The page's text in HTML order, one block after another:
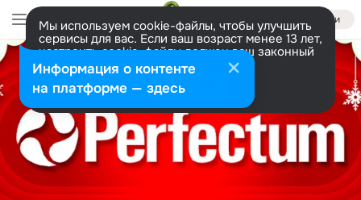
Войти
Мы используем cookie-файлы, чтобы улучшить
сервисы для вас. Если ваш возраст менее 13 лет,
настроить cookie-файлы должен ваш законный
представитель. Больше информации
Разрешить все Настроить
Информация о контенте
на платформе — здесь